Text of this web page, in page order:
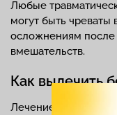
Любые
могут быть чреваты
осложнениям после
вмешательств.
Как вылечить
Лечение